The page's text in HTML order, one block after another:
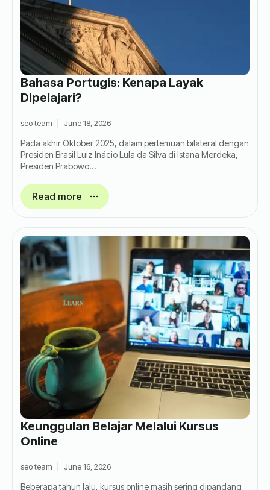
Bahasa Portugis: Kenapa Layak
Dipelajari?
seo team June 18, 2026
Pada akhir Oktober 2025, dalam pertemuan bilateral dengan
Presiden Brasil Luiz Inácio Lula da Silva di Istana Merdeka,
Presiden Prabowo…
Read more
Keunggulan Belajar Melalui Kursus
Online
seo team June 16, 2026
Beberapa tahun lalu, kursus online masih sering dipandang